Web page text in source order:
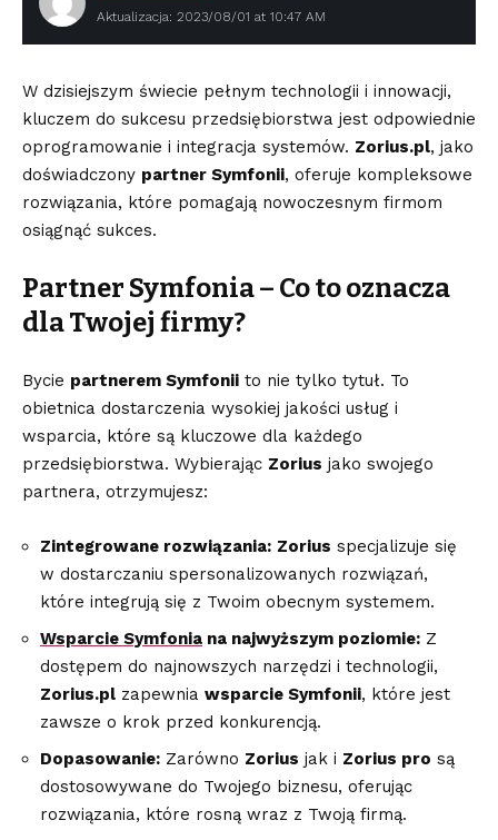
Aktualizacja: 2023/08/01 at 10:47 AM
W dzisiejszym świecie pełnym technologii i innowacji,
kluczem do sukcesu przedsiębiorstwa jest odpowiednie
oprogramowanie i integracja systemów. Zorius.pl, jako
doświadczony partner Symfonii, oferuje kompleksowe
rozwiązania, które pomagają nowoczesnym firmom
osiągnąć sukces.
Partner Symfonia – Co to oznacza
dla Twojej firmy?
Bycie partnerem Symfonii to nie tylko tytuł. To
obietnica dostarczenia wysokiej jakości usług i
wsparcia, które są kluczowe dla każdego
przedsiębiorstwa. Wybierając Zorius jako swojego
partnera, otrzymujesz:
Zintegrowane rozwiązania: Zorius specjalizuje się
w dostarczaniu spersonalizowanych rozwiązań,
które integrują się z Twoim obecnym systemem.
Wsparcie Symfonia na najwyższym poziomie: Z
dostępem do najnowszych narzędzi i technologii,
Zorius.pl zapewnia wsparcie Symfonii, które jest
zawsze o krok przed konkurencją.
Dopasowanie: Zarówno Zorius jak i Zorius pro są
dostosowywane do Twojego biznesu, oferując
rozwiązania, które rosną wraz z Twoją firmą.